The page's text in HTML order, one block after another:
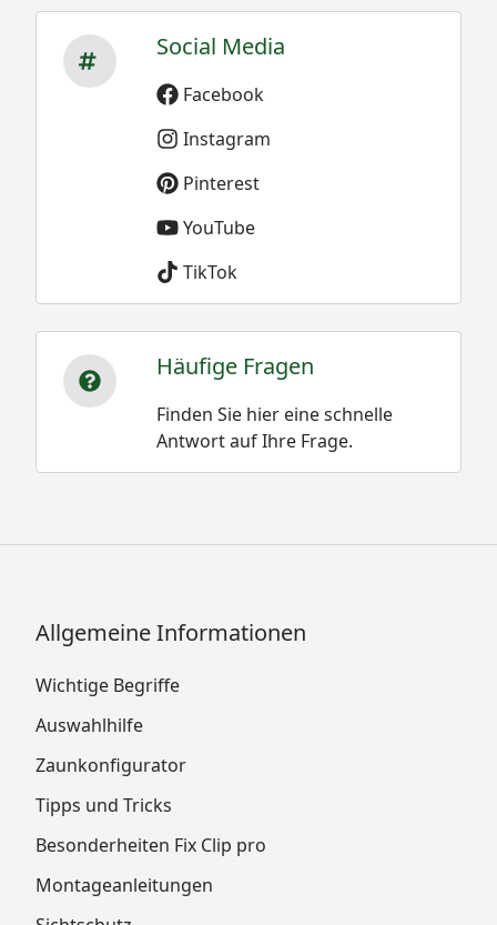
Social Media
Facebook
Instagram
Pinterest
YouTube
TikTok
Häufige Fragen
Finden Sie hier eine schnelle
Antwort auf Ihre Frage.
Allgemeine Informationen
Wichtige Begriffe
Auswahlhilfe
Zaunkonfigurator
Tipps und Tricks
Besonderheiten Fix Clip pro
Montageanleitungen